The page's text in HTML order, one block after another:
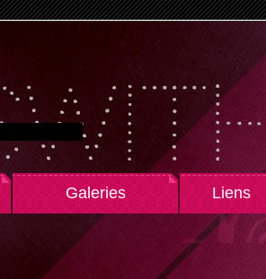
Galeries Liens